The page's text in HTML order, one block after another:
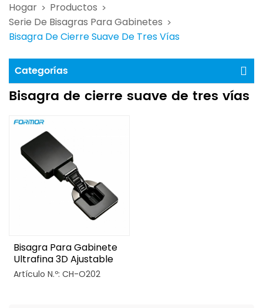
Hogar > Productos >
Serie De Bisagras Para Gabinetes >
Bisagra De Cierre Suave De Tres Vías
Categorías
Bisagra de cierre suave de tres vías
Bisagra Para Gabinete
Ultrafina 3D Ajustable
Con Cierre Suave
Artículo N.º: CH-O202